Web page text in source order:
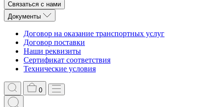
Связаться с нами
Документы
Договор на оказание транспортных услуг
Договор поставки
Наши реквизиты
Сертификат соответствия
Технические условия
0